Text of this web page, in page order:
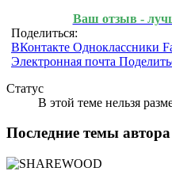
Ваш отзыв -
Поделиться:
ВКонтакте Одноклассники
Электронная почта
Статус
В этой теме нельзя
Последние темы автора